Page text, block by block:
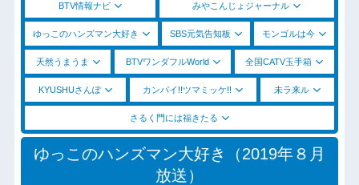
BTV情報ナビ みやこんじょジャーナル
ゆっこのハンズマン大好き SBS元気告知板 モンゴルは今
天然うまうま BTVワンダフルWorld 全国CATV玉手箱
KYUSHUさんぽ カンパイ!!ツマミッケ!! 未ラ来ル
さるく門には福きたる
ゆっこのハンズマン大好き（2019年８月
放送）